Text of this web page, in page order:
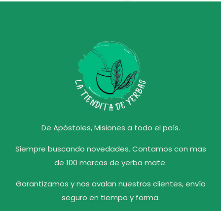
De Apóstoles, Misiones a todo el país.
Siempre buscando novedades. Contamos con mas
de 100 marcas de yerba mate.
Garantizamos y nos avalan nuestros clientes, envío
seguro en tiempo y forma.